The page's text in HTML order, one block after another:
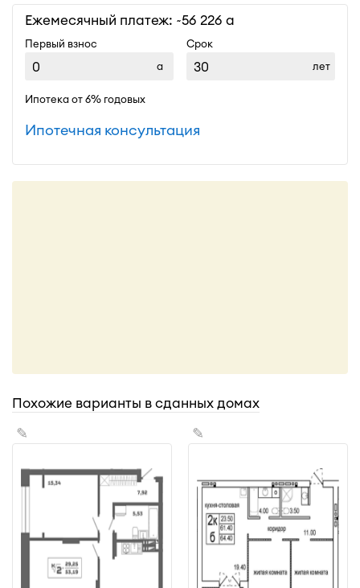
Ежемесячный платеж: ~56 226
Первый взнос
Срок
лет
Ипотека от 6% годовых
Ипотечная консультация
Похожие варианты в сданных домах
✎ ✎